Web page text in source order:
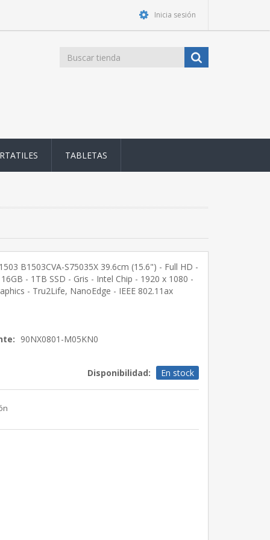
Inicia sesión
TABLETAS
B1503CVA-S75035X 39.6cm (15.6") - Full HD -
- 1TB SSD - Gris - Intel Chip - 1920 x 1080 -
- Tru2Life, NanoEdge - IEEE 802.11ax
90NX0801-M05KN0
Disponibilidad: En stock